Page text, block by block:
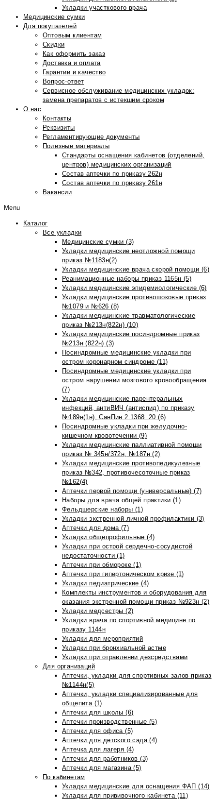
Укладки участкового врача
Медицинские сумки
Для покупателей
Оптовым клиентам
Скидки
Как оформить заказ
Доставка и оплата
Гарантии и качество
Вопрос-ответ
Сервисное обслуживание медицинских укладок:
замена препаратов с истекшим сроком
О нас
Контакты
Реквизиты
Регламентирующие документы
Полезные материалы
Стандарты оснащения кабинетов (отделений,
центров) медицинских организаций
Состав аптечки по приказу 262н
Состав аптечки по приказу 261н
Вакансии
Menu
Каталог
Все укладки
Медицинские сумки (3)
Укладки медицинские неотложной помощи
приказ №1183н(2)
Укладки медицинские врача скорой помощи (6)
Реанимационные наборы приказ 1165н (5)
Укладки медицинские эпидемиологические (6)
Укладки медицинские противошоковые приказ
№1079 и №626 (8)
Укладки медицинские травматологические
приказ №213н(822н) (10)
Укладки медицинские посиндромные приказ
№213н (822н) (3)
Посиндромные медицинские укладки при
остром коронарном синдроме (11)
Посиндромные медицинские укладки при
остром нарушении мозгового кровообращения
(7)
Укладки медицинские парентеральных
инфекций, антиВИЧ (антиспид) по приказу
№189н(1н), СанПин 2.1368−20 (6)
Посиндромные укладки при желудочно-
кишечном кровотечении (9)
Укладки медицинские паллиативной помощи
приказ № 345н/372н, №187н (2)
Укладки медицинские противопедикулезные
приказ №342, противочесоточные приказ
№162(4)
Аптечки первой помощи (универсальные) (7)
Наборы для врача общей практики (1)
Фельдшерские наборы (1)
Укладки экстренной личной профилактики (3)
Аптечки для дома (7)
Укладки общепрофильные (4)
Укладки при острой сердечно-сосудистой
недостаточности (1)
Аптечки при обмороке (1)
Аптечки при гипертоническом кризе (1)
Укладки педиатрические (4)
Комплекты инструментов и оборудования для
оказания экстренной помощи приказ №923н (2)
Укладки медсестры (2)
Укладки врача по спортивной медицине по
приказу 1144н
Укладки для мероприятий
Укладки при бронхиальной астме
Укладки при отравлении дезсредствами
Для организаций
Аптечки, укладки для спортивных залов приказ
№1144н(5)
Аптечки, укладки специализированные для
общепита (1)
Аптечки для школы (6)
Аптечки производственные (5)
Аптечки для офиса (5)
Аптечки для детского сада (4)
Аптечка для лагеря (4)
Аптечки для работников (3)
Аптечки для магазина (5)
По кабинетам
Укладки медицинские для оснащения ФАП (14)
Укладки для прививочного кабинета (11)